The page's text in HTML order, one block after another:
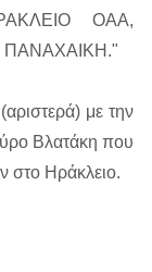
ΟΑΑ,
με την
Βλατάκη που
στο Ηράκλειο.